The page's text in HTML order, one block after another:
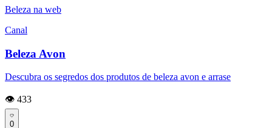
Beleza na web
Canal
Beleza Avon
Descubra os segredos dos produtos de beleza avon e arrase
👁️ 433
0